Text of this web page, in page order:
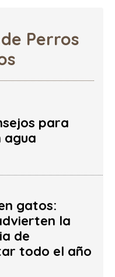
Perros
para
agua
gatos:
la
de
todo el año